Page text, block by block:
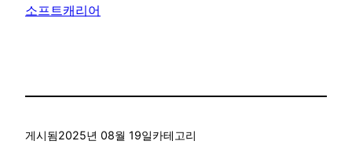
소프트캐리어
게시됨2025년 08월 19일카테고리